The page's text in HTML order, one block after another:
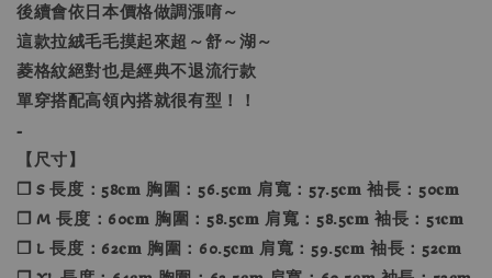
後續會依日本價格做調漲唷～
這款拉絨毛毛摸起來超～舒～湖～
菱格紋絕對也是經典不退流行款
單穿搭配高領內搭就很有型！！
-
【尺寸】
❐ S 長度：58𝐜𝐦 胸圍：56.5𝐜𝐦 肩寬：57.5𝐜𝐦 袖長：50𝐜𝐦
❐ M 長度：60𝐜𝐦 胸圍：58.5𝐜𝐦 肩寬：58.5𝐜𝐦 袖長：51𝐜𝐦
❐ L 長度：62𝐜𝐦 胸圍：60.5𝐜𝐦 肩寬：59.5𝐜𝐦 袖長：52𝐜𝐦